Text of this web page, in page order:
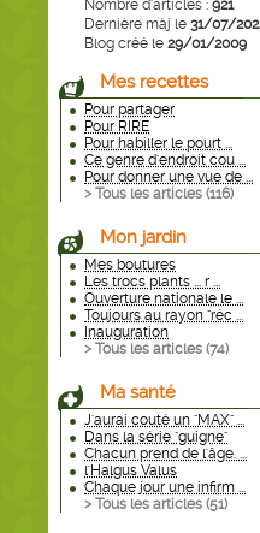
Nombre d'articles : 921
Dernière màj le 31/07/
Blog créé le 29/01/2009
Mes recettes
Pour partager
Pour RIRE
Pour habiller le pourt ...
Ce genre d'endroit cou ...
Pour donner une vue de ...
> Tous les articles (116)
Mon jardin
Mes boutures
Les trocs plants ... r ...
Ouverture nationale le ...
Toujours au rayon "réc ...
Inauguration
> Tous les articles (74)
Ma santé
J'aurai couté un "MAX" ...
Dans la série "guigne"
Chacun prend de l'âge. ...
l'Halgus Valus
Chaque jour une infirm ...
> Tous les articles (51)